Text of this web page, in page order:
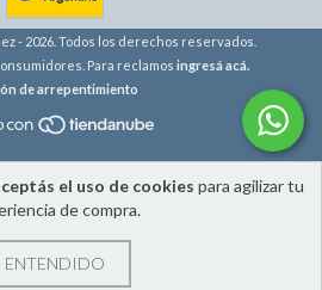
el uso de cookies para agilizar tu
de compra.
ENTENDIDO
- 2026. Todos los derechos reservados.
Para reclamos ingresá acá.
de arrepentimiento